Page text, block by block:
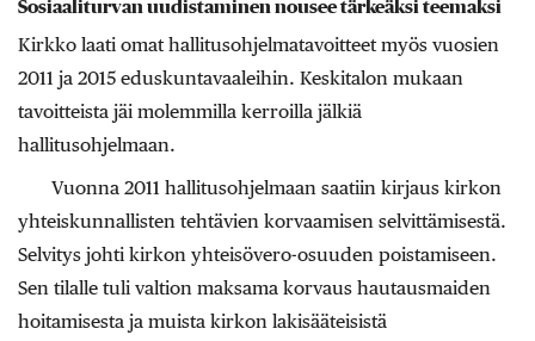
Sosiaaliturvan uudistaminen nousee tärkeäksi teemaksi
Kirkko laati omat hallitusohjelmatavoitteet myös vuosien
2011 ja 2015 eduskuntavaaleihin. Keskitalon mukaan
tavoitteista jäi molemmilla kerroilla jälkiä
hallitusohjelmaan.
Vuonna 2011 hallitusohjelmaan saatiin kirjaus kirkon
yhteiskunnallisten tehtävien korvaamisen selvittämisestä.
Selvitys johti kirkon yhteisövero-osuuden poistamiseen.
Sen tilalle tuli valtion maksama korvaus hautausmaiden
hoitamisesta ja muista kirkon lakisääteisistä